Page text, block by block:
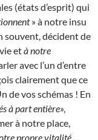
(états d’esprit) qui
» à notre insu
souvent, décident de
età notre
avec l’un d’entre
clairement que ce
de vos schémas ! En
à part entière»,
à notre place,
propre vitalité